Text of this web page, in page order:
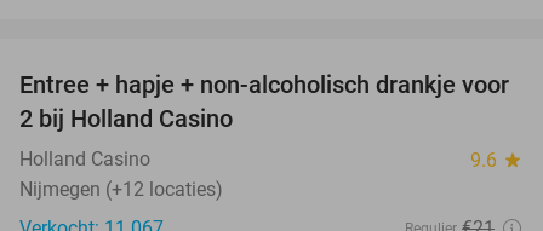
52%
Entree + hapje + non-alcoholisch drankje voor
2 bij Holland Casino
Holland Casino 9.6 star
Nijmegen (+12 locaties)